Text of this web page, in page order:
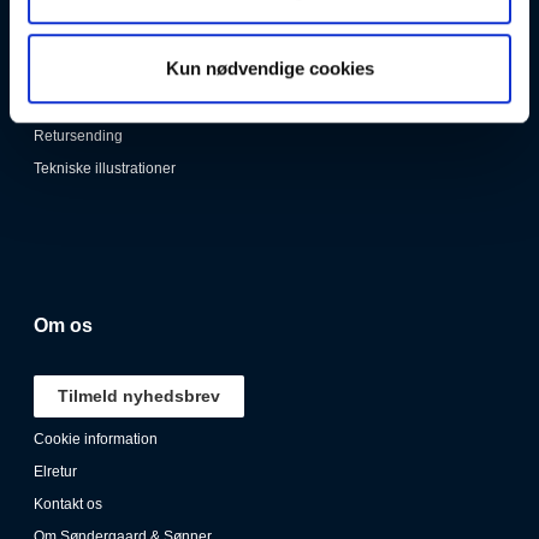
Kun nødvendige cookies
Låsebeviser
Persondata
Retursending
Tekniske illustrationer
Om os
Tilmeld nyhedsbrev
Cookie information
Elretur
Kontakt os